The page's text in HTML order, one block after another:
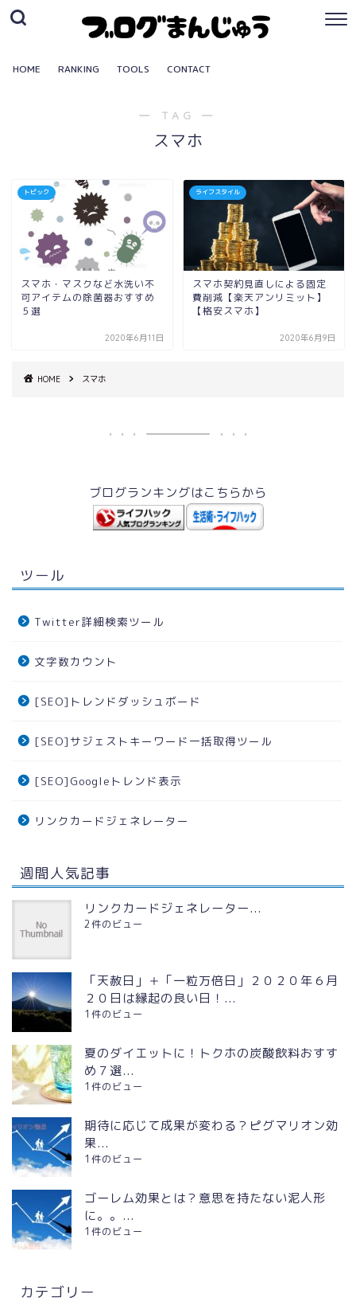
HOME RANKING TOOLS CONTACT
― TAG ―
スマホ
トピック
スマホ・マスクなど水洗い不
可アイテムの除菌器おすすめ
５選
2020年6月11日
ライフスタイル
スマホ契約見直しによる固定
費削減【楽天アンリミット】
【格安スマホ】
2020年6月9日
HOME スマホ
ブログランキングはこちらから
ツール
Twitter詳細検索ツール
文字数カウント
[SEO]トレンドダッシュボード
[SEO]サジェストキーワード一括取得ツール
[SEO]Googleトレンド表示
リンクカードジェネレーター
週間人気記事
リンクカードジェネレーター...
2件のビュー
「天赦日」＋「一粒万倍日」２０２０年６月
２０日は縁起の良い日！...
1件のビュー
夏のダイエットに！トクホの炭酸飲料おすす
め７選...
1件のビュー
期待に応じて成果が変わる？ピグマリオン効
果...
1件のビュー
ゴーレム効果とは？意思を持たない泥人形
に。。...
1件のビュー
カテゴリー